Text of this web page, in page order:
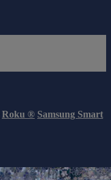
Roku ® Samsung Smart